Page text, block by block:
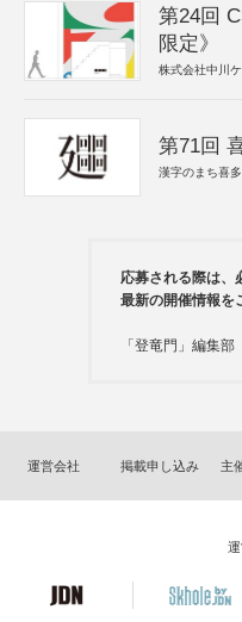
第24回
限定》
株式会社中川
第71回
漢字のまち喜
応募される際は、
最新の開催情報を
「登竜門」編集部
運営会社 掲載申し込み 主